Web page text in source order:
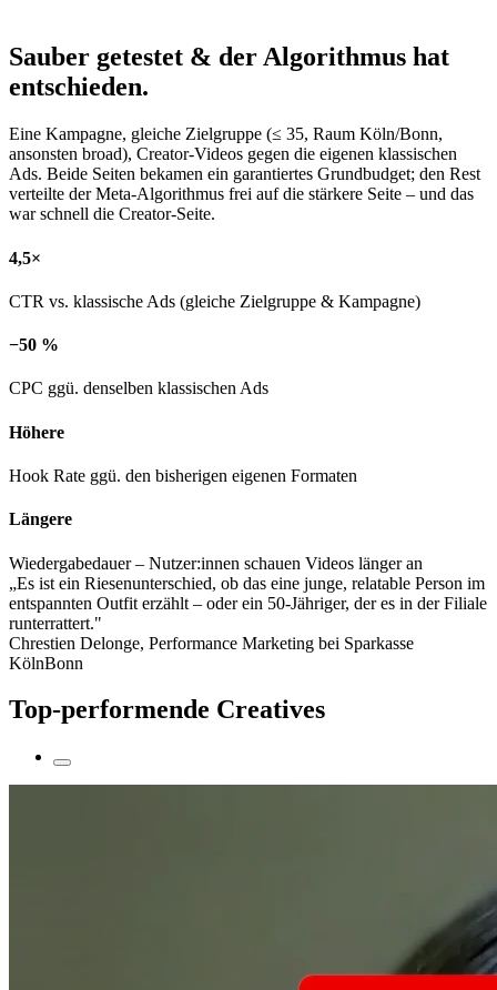
Sauber getestet & der Algorithmus hat
entschieden.
Eine Kampagne, gleiche Zielgruppe (≤ 35, Raum Köln/Bonn,
ansonsten broad), Creator-Videos gegen die eigenen klassischen
Ads. Beide Seiten bekamen ein garantiertes Grundbudget; den Rest
verteilte der Meta-Algorithmus frei auf die stärkere Seite – und das
war schnell die Creator-Seite.
4,5×
CTR vs. klassische Ads (gleiche Zielgruppe & Kampagne)
−50 %
CPC ggü. denselben klassischen Ads
Höhere
Hook Rate ggü. den bisherigen eigenen Formaten
Längere
Wiedergabedauer – Nutzer:innen schauen Videos länger an
„Es ist ein Riesenunterschied, ob das eine junge, relatable Person im
entspannten Outfit erzählt – oder ein 50-Jähriger, der es in der Filiale
runterrattert."
Chrestien Delonge, Performance Marketing bei Sparkasse
KölnBonn
Top-performende Creatives